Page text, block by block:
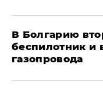
В Болгарию
беспилотник и
газопровода